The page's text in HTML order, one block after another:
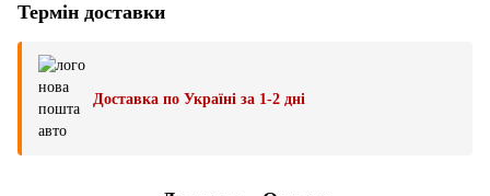
Термін доставки
Доставка по Україні за 1-2 дні